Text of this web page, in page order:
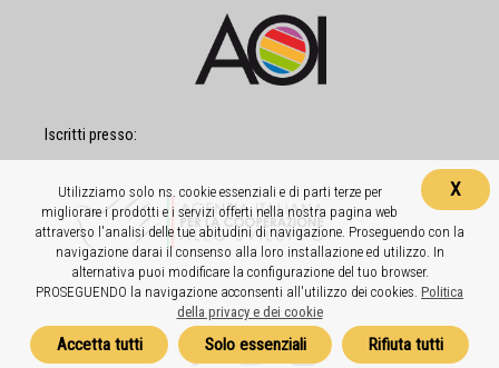
Iscritti presso:
X
Utilizziamo solo ns. cookie essenziali e di parti terze per
migliorare i prodotti e i servizi offerti nella nostra pagina web
attraverso l'analisi delle tue abitudini di navigazione. Proseguendo con la
navigazione darai il consenso alla loro installazione ed utilizzo. In
alternativa puoi modificare la configurazione del tuo browser.
PROSEGUENDO la navigazione acconsenti all'utilizzo dei cookies. Politica
della privacy e dei cookie